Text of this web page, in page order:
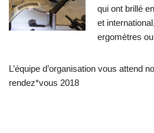
qui ont brillé
et
ergomètres
L’équipe d’organisation vous attend
rendez*vous 2018